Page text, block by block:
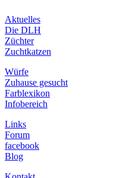
Aktuelles
Die DLH
Züchter
Zuchtkatzen
Würfe
Zuhause gesucht
Farblexikon
Infobereich
Links
Forum
facebook
Blog